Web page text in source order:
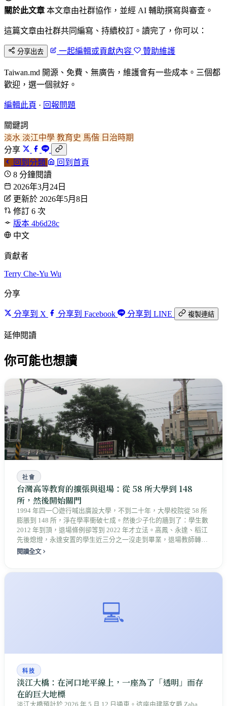
關於此文章 本文章由社群協作，並經 AI 輔助撰寫與審查。
這篇文章由社群共同編寫、持續校訂。讀完了，你可以：
分享出去 一起編輯或貢獻內容 贊助維護
Taiwan.md 開源、免費、無廣告，維護會有一些成本。三個都
歡迎，選一個就好。
編輯此頁 · 回報問題
關鍵詞
淡水 淡江中學 教育史 馬偕 日治時期
分享
回到分類
回到首頁
8 分鐘閱讀
2026年3月24日
更新於 2026年5月8日
修訂 6 次
版本 4b6d28c
中文
貢獻者
Terry Che-Yu Wu
分享
分享到 X 分享到 Facebook 分享到 LINE 複製連結
延伸閱讀
你可能也想讀
社會
台灣高等教育的擴張與退場：從 58 所大學到 148
所，然後開始關門
1994 年四一〇遊行喊出廣設大學，不到二十年，大學校院從 58 所
膨脹到 148 所，淨在學率衝破七成。然後少子化的牆到了：學生數
2012 年到頂，退場條例卻等到 2022 年才立法。高鳳、永達、稻江
先後熄燈，永達安置的學生近三分之一沒走到畢業，退場教師轉職
成功率 14%。這是一場只設計了開門的實驗——關門的規則遲到了
閱讀全文
💻
科技
淡江大橋：在河口地平線上，一座為了「透明」而存
在的巨大地標